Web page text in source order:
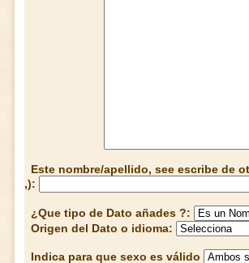
Este nombre/apellido, see escribe de
,):
¿Que tipo de Dato añades ?:
Origen del Dato o idioma:
Indica para que sexo es válido